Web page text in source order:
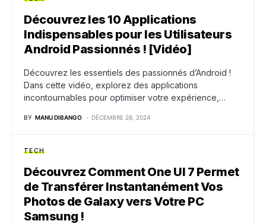
Découvrez les 10 Applications
Indispensables pour les Utilisateurs
Android Passionnés ! [Vidéo]
Découvrez les essentiels des passionnés d’Android !
Dans cette vidéo, explorez des applications
incontournables pour optimiser votre expérience,…
BY MANU DIBANGO DÉCEMBRE 26, 2024
TECH
Découvrez Comment One UI 7 Permet
de Transférer Instantanément Vos
Photos de Galaxy vers Votre PC
Samsung !